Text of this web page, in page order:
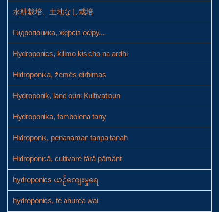
水耕栽培、土地なし栽培
Гидропоника, жерсіз өсіру...
Hydroponics, kilimo kisicho na ardhi
Hidroponika, žemės dirbimas
Hydroponik, land ouni Kultivatioun
Hydroponika, fambolena tany
Hidroponik, penanaman tanpa tanah
Hidroponică, cultivare fără pământ
hydroponics ယဉ်ကျေးမှုရေ
hydroponics, te ahurea wai